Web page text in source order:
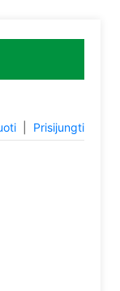
Prisijungti